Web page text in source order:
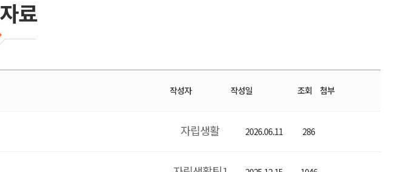
료
작성자 작성일 조회 첨부
자립생활 2026.06.11 286